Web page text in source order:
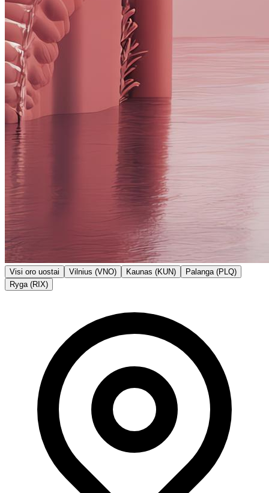
Visi oro uostai Vilnius (VNO) Kaunas (KUN)
Palanga (PLQ)
Ryga (RIX)